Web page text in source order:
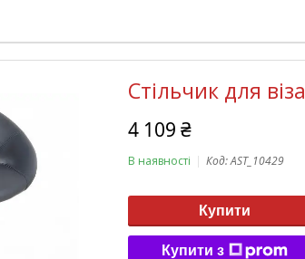
Стільчик для
4 109 ₴
В наявності Код:AST_10429
Купити
Купити з